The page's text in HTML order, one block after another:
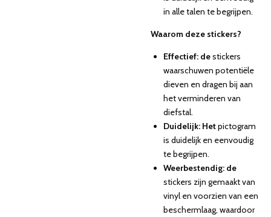
in alle talen te begrijpen.
Waarom deze stickers?
Effectief: destickers
waarschuwen potentiële
dieven en dragen bij aan
het verminderen van
diefstal.
Duidelijk: Hetpictogram
is duidelijk en eenvoudig
te begrijpen.
Weerbestendig: de
stickers zijn gemaakt van
vinyl en voorzien van een
beschermlaag, waardoor